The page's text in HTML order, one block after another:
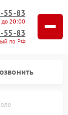
55-83
до 20:00
55-83
по РФ